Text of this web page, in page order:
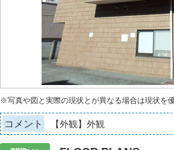
※写真や図と実際の現状とが異なる場合は現状を
コメント 【外観】外観